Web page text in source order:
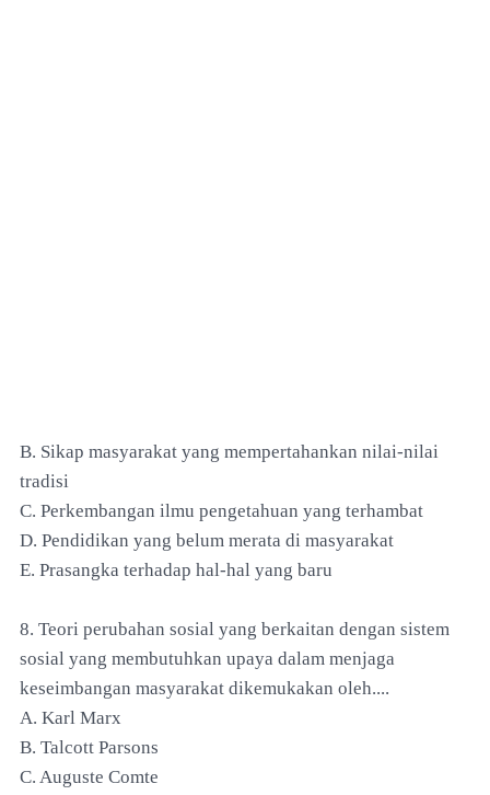
B. Sikap masyarakat yang mempertahankan nilai-nilai
tradisi
C. Perkembangan ilmu pengetahuan yang terhambat
D. Pendidikan yang belum merata di masyarakat
E. Prasangka terhadap hal-hal yang baru
8. Teori perubahan sosial yang berkaitan dengan sistem
sosial yang membutuhkan upaya dalam menjaga
keseimbangan masyarakat dikemukakan oleh....
A. Karl Marx
B. Talcott Parsons
C. Auguste Comte